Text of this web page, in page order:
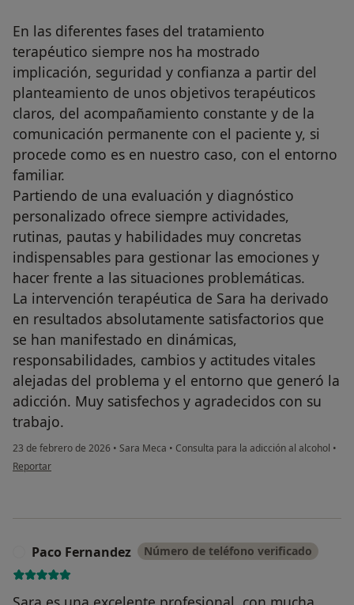
En las diferentes fases del tratamiento
terapéutico siempre nos ha mostrado
implicación, seguridad y confianza a partir del
planteamiento de unos objetivos terapéuticos
claros, del acompañamiento constante y de la
comunicación permanente con el paciente y, si
procede como es en nuestro caso, con el entorno
familiar.
Partiendo de una evaluación y diagnóstico
personalizado ofrece siempre actividades,
rutinas, pautas y habilidades muy concretas
indispensables para gestionar las emociones y
hacer frente a las situaciones problemáticas.
La intervención terapéutica de Sara ha derivado
en resultados absolutamente satisfactorios que
se han manifestado en dinámicas,
responsabilidades, cambios y actitudes vitales
alejadas del problema y el entorno que generó la
adicción. Muy satisfechos y agradecidos con su
trabajo.
23 de febrero de 2026 • Sara Meca • Consulta para la adicción al alcohol •
en opinión del usuario A.M.
Reportar
Paco Fernandez Número de teléfono verificado